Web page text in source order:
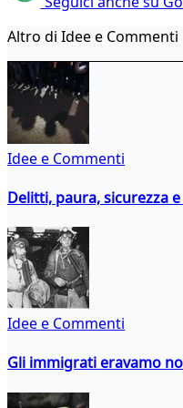
Altro di Idee e Commenti
Idee e Commenti
Delitti, paura, sicurezza
Idee e Commenti
Gli immigrati eravamo